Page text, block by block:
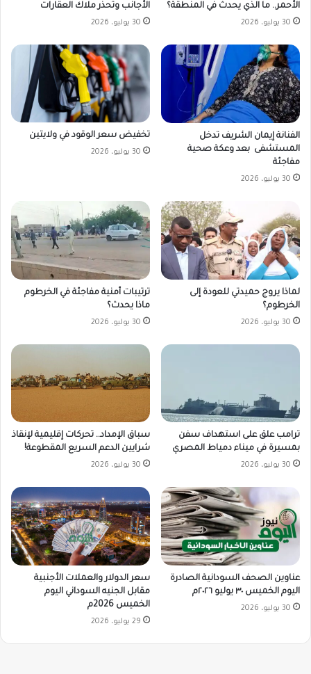
الأحمر.. ما الذي يحدث في المنطقة؟
30 يوليو، 2026
الأجانب وتحذر ملاك العقارات
30 يوليو، 2026
الفنانة إيمان الشريف تدخل
المستشفى بعد وعكة صحية
مفاجئة
30 يوليو، 2026
تخفيض سعر الوقود في ولايتين
30 يوليو، 2026
لماذا يروج حميدتي للعودة إلى
الخرطوم؟
30 يوليو، 2026
ترتيبات أمنية مفاجئة في الخرطوم
ماذا يحدث؟
30 يوليو، 2026
ترامب علق على استهداف سفن
بمسيرة في ميناء دمياط المصري
30 يوليو، 2026
سباق الإمداد.. تحركات إقليمية لإنقاذ
شرايين الدعم السريع المقطوعة!
30 يوليو، 2026
عناوين الصحف السودانية الصادرة
اليوم الخميس ٣٠ يوليو ٢٠٢٦م
30 يوليو، 2026
سعر الدولار والعملات الأجنبية
مقابل الجنيه السوداني اليوم
الخميس 2026م
29 يوليو، 2026